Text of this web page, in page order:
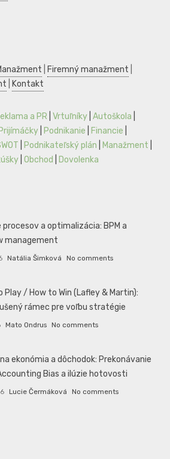
Firemný manažment
Kontakt
a PR Vrtuľníky Autoškola
Prijímáčky Podnikanie Financie
Podnikateľský plán Manažment
Obchod Dovolenka
procesov a optimalizácia: BPM a
management
Natália Šimková No comments
Play / How to Win (Lafley & Martin):
rámec pre voľbu stratégie
Mato Ondrus No comments
ekonómia a dôchodok: Prekonávanie
Bias a ilúzie hotovosti
Lucie Čermáková No comments